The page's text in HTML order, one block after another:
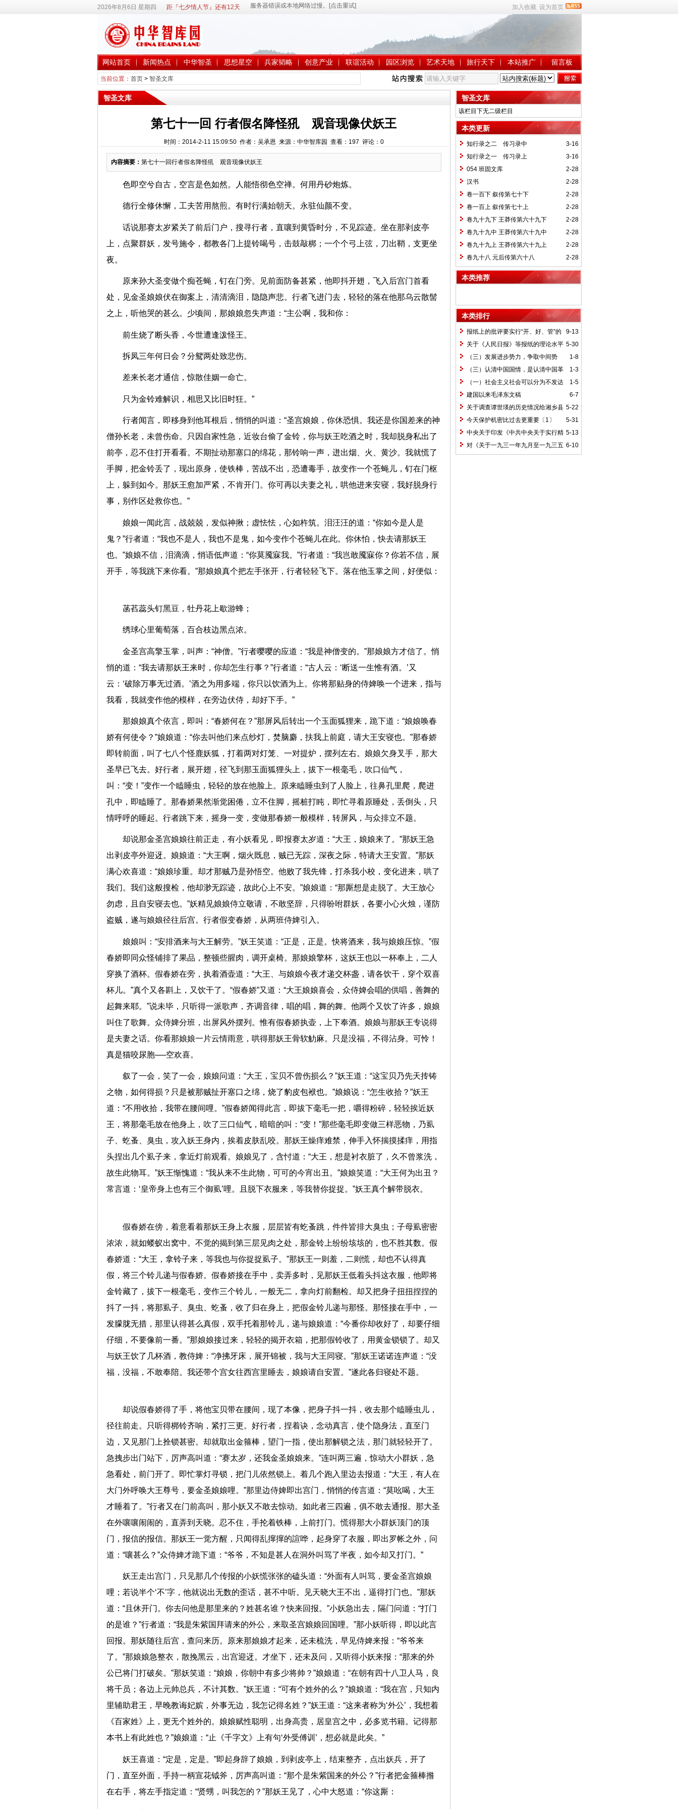
2026年8月6日 星期四 距『七夕情人节』还有12天 加入收藏 设为首页
网站首页 新闻热点 中华智圣 思想星空 兵家韬略 创意产业 联谊活动 园区浏览 艺术天地 旅行天下 本站推广 留言板
当前位置： 首页> 智圣文库
智圣文库
第七十一回 行者假名降怪犼 观音现像伏妖王
时间：2014-2-11 15:09:50 作者：吴承恩 来源：中华智库园 查看： 197 评论： 0
内容摘要： 第七十一回行者假名降怪犼 观音现像伏妖王
色即空兮自古，空言是色如然。人能悟彻色空禅。何用丹砂炮炼。
德行全修休懈，工夫苦用熬煎。有时行满始朝天。永驻仙颜不变。
话说那赛太岁紧关了前后门户，搜寻行者，直嚷到黄昏时分，不见踪迹。坐在那剥皮亭
上，点聚群妖，发号施令，都教各门上提铃喝号，击鼓敲梆；一个个弓上弦，刀出鞘，支更坐
夜。
原来孙大圣变做个痴苍蝇，钉在门旁。见前面防备甚紧，他即抖开翅，飞入后宫门首看
处，见金圣娘娘伏在御案上，清清滴泪，隐隐声悲。行者飞进门去，轻轻的落在他那乌云散髻
之上，听他哭的甚么。少顷间，那娘娘忽失声道：“主公啊，我和你：
前生烧了断头香，今世遭逢泼怪王。
拆凤三年何日会？分鸳两处致悲伤。
差来长老才通信，惊散佳姻一命亡。
只为金铃难解识，相思又比旧时狂。”
行者闻言，即移身到他耳根后，悄悄的叫道：“圣宫娘娘，你休恐惧。我还是你国差来的神
僧孙长老，未曾伤命。只因自家性急，近妆台偷了金铃，你与妖王吃酒之时，我却脱身私出了
前亭，忍不住打开看看。不期扯动那塞口的绵花，那铃响一声，迸出烟、火、黄沙。我就慌了
手脚，把金铃丢了，现出原身，使铁棒，苦战不出，恐遭毒手，故变作一个苍蝇儿，钉在门枢
上，躲到如今。那妖王愈加严紧，不肯开门。你可再以夫妻之礼，哄他进来安寝，我好脱身行
事，别作区处救你也。”
娘娘一闻此言，战兢兢，发似神揪；虚怯怯，心如杵筑。泪汪汪的道：“你如今是人是
鬼？”行者道：“我也不是人，我也不是鬼，如今变作个苍蝇儿在此。你休怕，快去请那妖王
也。”娘娘不信，泪滴滴，悄语低声道：“你莫魇寐我。”行者道：“我岂敢魇寐你？你若不信，展
开手，等我跳下来你看。”那娘娘真个把左手张开，行者轻轻飞下。落在他玉掌之间，好便似：
菡萏蕊头钉黑豆，牡丹花上歇游蜂；
绣球心里葡萄落，百合枝边黑点浓。
金圣宫高擎玉掌，叫声：“神僧。”行者嘤嘤的应道：“我是神僧变的。”那娘娘方才信了。悄
悄的道：“我去请那妖王来时，你却怎生行事？”行者道：“古人云：‘断送一生惟有酒。’又
云：‘破除万事无过酒。’酒之为用多端，你只以饮酒为上。你将那贴身的侍婢唤一个进来，指与
我看，我就变作他的模样，在旁边伏侍，却好下手。”
那娘娘真个依言，即叫：“春娇何在？”那屏风后转出一个玉面狐狸来，跪下道：“娘娘唤春
娇有何使令？”娘娘道：“你去叫他们来点纱灯，焚脑麝，扶我上前庭，请大王安寝也。”那春娇
即转前面，叫了七八个怪鹿妖狐，打着两对灯笼、一对提炉，摆列左右。娘娘欠身叉手，那大
圣早已飞去。好行者，展开翅，径飞到那玉面狐狸头上，拔下一根毫毛，吹口仙气，
叫：“变！”变作一个瞌睡虫，轻轻的放在他脸上。原来瞌睡虫到了人脸上，往鼻孔里爬，爬进
孔中，即瞌睡了。那春娇果然渐觉困倦，立不住脚，摇桩打盹，即忙寻着原睡处，丢倒头，只
情呼呼的睡起。行者跳下来，摇身一变，变做那春娇一般模样，转屏风，与众排立不题。
却说那金圣宫娘娘往前正走，有小妖看见，即报赛太岁道：“大王，娘娘来了。”那妖王急
出剥皮亭外迎迓。娘娘道：“大王啊，烟火既息，贼已无踪，深夜之际，特请大王安置。”那妖
满心欢喜道：“娘娘珍重。却才那贼乃是孙悟空。他败了我先锋，打杀我小校，变化进来，哄了
我们。我们这般搜检，他却渺无踪迹，故此心上不安。”娘娘道：“那厮想是走脱了。大王放心
勿虑，且自安寝去也。”妖精见娘娘侍立敬请，不敢坚辞，只得吩咐群妖，各要小心火烛，谨防
盗贼，遂与娘娘径往后宫。行者假变春娇，从两班侍婢引入。
娘娘叫：“安排酒来与大王解劳。”妖王笑道：“正是，正是。快将酒来，我与娘娘压惊。”假
春娇即同众怪铺排了果品，整顿些腥肉，调开桌椅。那娘娘擎杯，这妖王也以一杯奉上，二人
穿换了酒杯。假春娇在旁，执着酒壶道：“大王、与娘娘今夜才递交杯盏，请各饮干，穿个双喜
杯儿。”真个又各斟上，又饮干了。“假春娇”又道：“大王娘娘喜会，众侍婢会唱的供唱，善舞的
起舞来耶。”说未毕，只听得一派歌声，齐调音律，唱的唱，舞的舞。他两个又饮了许多，娘娘
叫住了歌舞。众侍婢分班，出屏风外摆列。惟有假春娇执壶，上下奉酒。娘娘与那妖王专说得
是夫妻之话。你看那娘娘一片云情雨意，哄得那妖王骨软觔麻。只是没福，不得沾身。可怜！
真是猫咬尿胞──空欢喜。
叙了一会，笑了一会，娘娘问道：“大王，宝贝不曾伤损么？”妖王道：“这宝贝乃先天抟铸
之物，如何得损？只是被那贼扯开塞口之绵，烧了豹皮包袱也。”娘娘说：“怎生收拾？”妖王
道：“不用收拾，我带在腰间哩。”假春娇闻得此言，即拔下毫毛一把，嚼得粉碎，轻轻挨近妖
王，将那毫毛放在他身上，吹了三口仙气，暗暗的叫：“变！”那些毫毛即变做三样恶物，乃虱
子、虼蚤、臭虫，攻入妖王身内，挨着皮肤乱咬。那妖王燥痒难禁，伸手入怀揣摸揉痒，用指
头捏出几个虱子来，拿近灯前观看。娘娘见了，含忖道：“大王，想是衬衣脏了，久不曾浆洗，
故生此物耳。”妖王惭愧道：“我从来不生此物，可可的今宵出丑。”娘娘笑道：“大王何为出丑？
常言道：‘皇帝身上也有三个御虱’哩。且脱下衣服来，等我替你捉捉。”妖王真个解带脱衣。
假春娇在傍，着意看着那妖王身上衣服，层层皆有虼蚤跳，件件皆排大臭虫；子母虱密密
浓浓，就如蝼蚁出窝中。不觉的揭到第三层见肉之处，那金铃上纷纷垓垓的，也不胜其数。假
春娇道：“大王，拿铃子来，等我也与你捉捉虱子。”那妖王一则羞，二则慌，却也不认得真
假，将三个铃儿递与假春娇。假春娇接在手中，卖弄多时，见那妖王低着头抖这衣服，他即将
金铃藏了，拔下一根毫毛，变作三个铃儿，一般无二，拿向灯前翻检。却又把身子扭扭捏捏的
抖了一抖，将那虱子、臭虫、虼蚤，收了归在身上，把假金铃儿递与那怪。那怪接在手中，一
发朦胧无措，那里认得甚么真假，双手托着那铃儿，递与娘娘道：“今番你却收好了，却要仔细
仔细，不要像前一番。”那娘娘接过来，轻轻的揭开衣箱，把那假铃收了，用黄金锁锁了。却又
与妖王饮了几杯酒，教侍婢：“净拂牙床，展开锦被，我与大王同寝。”那妖王诺诺连声道：“没
福，没福，不敢奉陪。我还带个宫女往西宫里睡去，娘娘请自安置。”遂此各归寝处不题。
却说假春娇得了手，将他宝贝带在腰间，现了本像，把身子抖一抖，收去那个瞌睡虫儿，
径往前走。只听得梆铃齐响，紧打三更。好行者，捏着诀，念动真言，使个隐身法，直至门
边，又见那门上拴锁甚密。却就取出金箍棒，望门一指，使出那解锁之法，那门就轻轻开了。
急拽步出门站下，厉声高叫道：“赛太岁，还我金圣娘娘来。”连叫两三遍，惊动大小群妖，急
急看处，前门开了。即忙掌灯寻锁，把门儿依然锁上。着几个跑入里边去报道：“大王，有人在
大门外呼唤大王尊号，要金圣娘娘哩。”那里边侍婢即出宫门，悄悄的传言道：“莫吆喝，大王
才睡着了。”行者又在门前高叫，那小妖又不敢去惊动。如此者三四遍，俱不敢去通报。那大圣
在外嚷嚷闹闹的，直弄到天晓。忍不住，手抡着铁棒，上前打门。慌得那大小群妖顶门的顶
门，报信的报信。那妖王一觉方醒，只闻得乱撺撺的諠哗，起身穿了衣服，即出罗帐之外，问
道：“嚷甚么？”众侍婢才跪下道：“爷爷，不知是甚人在洞外叫骂了半夜，如今却又打门。”
妖王走出宫门，只见那几个传报的小妖慌张张的磕头道：“外面有人叫骂，要金圣宫娘娘
哩；若说半个‘不’字，他就说出无数的歪话，甚不中听。见天晓大王不出，逼得打门也。”那妖
道：“且休开门。你去问他是那里来的？姓甚名谁？快来回报。”小妖急出去，隔门问道：“打门
的是谁？”行者道：“我是朱紫国拜请来的外公，来取圣宫娘娘回国哩。”那小妖听得，即以此言
回报。那妖随往后宫，查问来历。原来那娘娘才起来，还未梳洗，早见侍婢来报：“爷爷来
了。”那娘娘急整衣，散挽黑云，出宫迎迓。才坐下，还未及问，又听得小妖来报：“那来的外
公已将门打破矣。”那妖笑道：“娘娘，你朝中有多少将帅？”娘娘道：“在朝有四十八卫人马，良
将千员；各边上元帅总兵，不计其数。”妖王道：“可有个姓外的么？”娘娘道：“我在宫，只知内
里辅助君王，早晚教诲妃嫔，外事无边，我怎记得名姓？”妖王道：“这来者称为‘外公’，我想着
《百家姓》上，更无个姓外的。娘娘赋性聪明，出身高贵，居皇宫之中，必多览书籍。记得那
本书上有此姓也？”娘娘道：“止《千字文》上有句‘外受傅训’，想必就是此矣。”
妖王喜道：“定是，定是。”即起身辞了娘娘，到剥皮亭上，结束整齐，点出妖兵，开了
门，直至外面，手持一柄宣花钺斧，厉声高叫道：“那个是朱紫国来的外公？”行者把金箍棒揝
在右手，将左手指定道：“贤甥，叫我怎的？”那妖王见了，心中大怒道：“你这厮：
智圣文库
该栏目下无二级栏目
本类更新
3-16
知行录之二 传习录中
3-16
知行录之一 传习录上
2-28
054 班固文库
2-28
汉书
2-28
卷一百下 叙传第七十下
2-28
卷一百上 叙传第七十上
2-28
卷九十九下 王莽传第六十九下
2-28
卷九十九中 王莽传第六十九中
2-28
卷九十九上 王莽传第六十九上
2-28
卷九十八 元后传第六十八
本类推荐
本类排行
9-13
报纸上的批评要实行“开、好、管”的
方针*
5-30
关于《人民日报》等报纸的理论水平
的批语〔1〕
1-8
（三）发展进步势力，争取中间势
力，孤立顽固势力
1-3
（三）认清中国国情，是认清中国革
命一切问题的基本依据
1-5
（一）社会主义社会可以分为不发达
和比较发达两个阶段
6-7
建国以来毛泽东文稿
5-22
关于调查谭世瑛的历史情况给湘乡县
委的信和给谭世瑛的复信
5-31
今天保护机密比过去更重要〔1〕
5-13
中央关于印发《中共中央关于实行精
兵简政、增产节约、反对贪污、反对浪费
和反对官僚主义的决定》的通知和毛泽东
6-10
对《关于一九三一年九月至一九三五